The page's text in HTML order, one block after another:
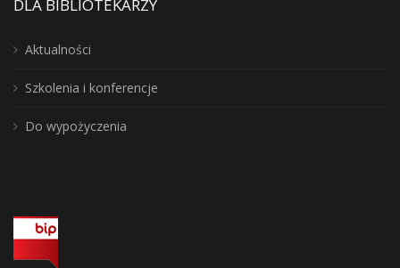
DLA BIBLIOTEKARZY
Aktualności
Szkolenia i konferencje
Do wypożyczenia